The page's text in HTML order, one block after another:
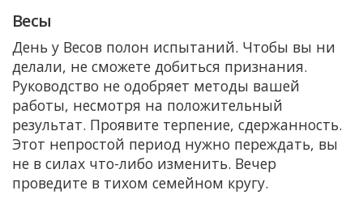
Весы
День у Весов полон испытаний. Чтобы вы ни
делали, не сможете добиться признания.
Руководство не одобряет методы вашей
работы, несмотря на положительный
результат. Проявите терпение, сдержанность.
Этот непростой период нужно переждать, вы
не в силах что-либо изменить. Вечер
проведите в тихом семейном кругу.